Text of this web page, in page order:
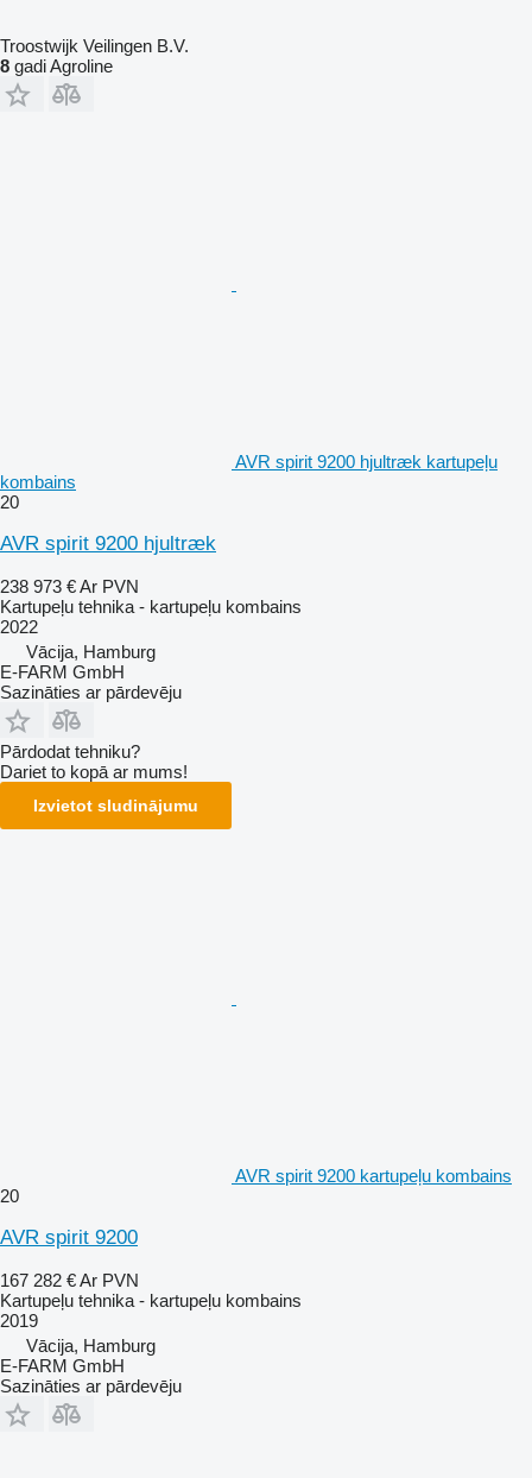
Troostwijk Veilingen B.V.
8 gadi Agroline
AVR spirit 9200 hjultræk kartupeļu
kombains
20
AVR spirit 9200 hjultræk
238 973 €Ar PVN
Kartupeļu tehnika - kartupeļu kombains
2022
Vācija, Hamburg
E-FARM GmbH
Sazināties ar pārdevēju
Pārdodat tehniku?
Dariet to kopā ar mums!
Izvietot sludinājumu
AVR spirit 9200 kartupeļu kombains
20
AVR spirit 9200
167 282 €Ar PVN
Kartupeļu tehnika - kartupeļu kombains
2019
Vācija, Hamburg
E-FARM GmbH
Sazināties ar pārdevēju